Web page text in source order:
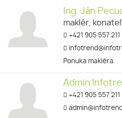
Ing. Ján
maklér, konateľ
+421 905 557 211
Ponuka makléra
Admin
+421 905 557 211